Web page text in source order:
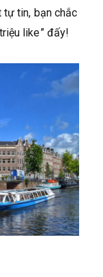
tự tin, bạn chắc
like” đấy!